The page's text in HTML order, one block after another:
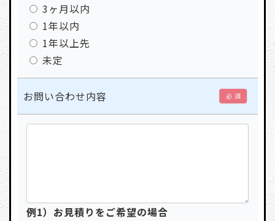
3ヶ月以内
1年以内
1年以上先
未定
お問い合わせ内容 必 須
例1）お見積りをご希望の場合